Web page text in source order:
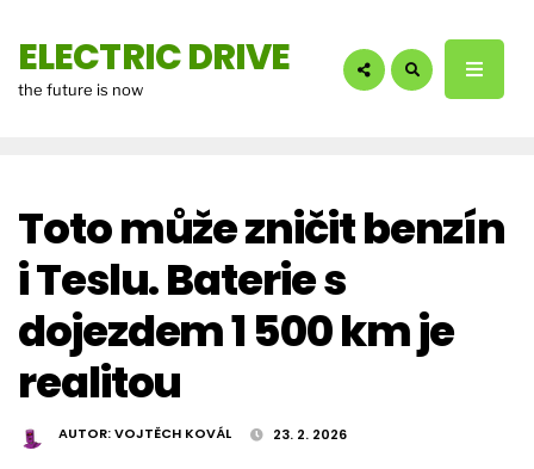
ELECTRIC DRIVE
the future is now
Toto může zničit benzín
i Teslu. Baterie s
dojezdem 1 500 km je
realitou
AUTOR:VOJTĚCH KOVÁL 23. 2. 2026